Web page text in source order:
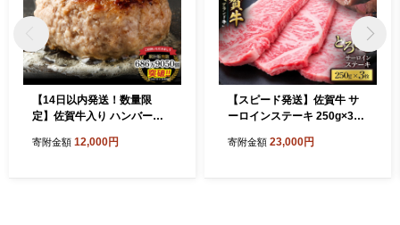
【14日以内発送！数量限
定】佐賀牛入り ハンバーグ 2
賀牛 黒毛和牛 ブランド牛 九
寄附金額 12,000円
【スピード発送】佐賀牛 サ
ーロインステーキ 250g×3枚
ギフト 贈答 丸宗ミート 神埼
寄附金額 23,000円